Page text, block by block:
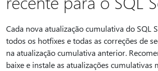
Cada nova atualização cumulativa do SQL
todos os hotfixes e todas as correções de
na atualização cumulativa anterior.
baixe e instale as atualizações cumulativas